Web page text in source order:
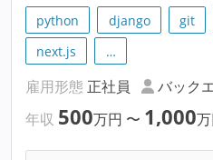
python django git
next.js
…
雇用形態 正社員 バック
年収 500万円 〜 1,000